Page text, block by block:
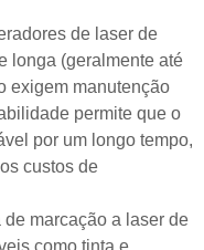
de laser de
longa (geralmente até
exigem manutenção
permite que o
por um longo tempo,
custos de
marcação a laser de
como tinta e